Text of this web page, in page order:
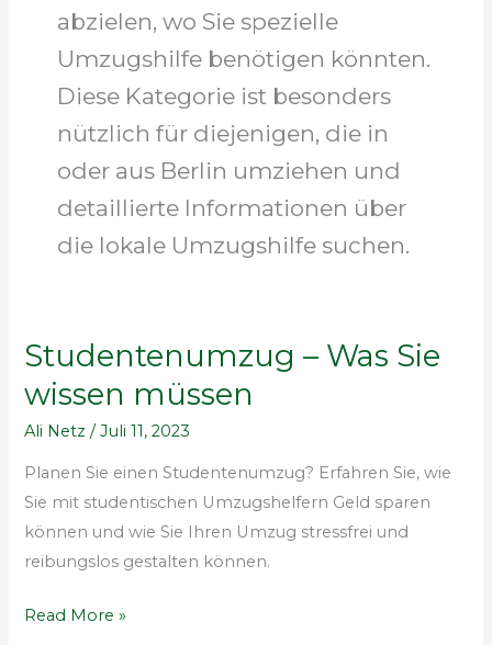
abzielen, wo Sie spezielle
Umzugshilfe benötigen könnten.
Diese Kategorie ist besonders
nützlich für diejenigen, die in
oder aus Berlin umziehen und
detaillierte Informationen über
die lokale Umzugshilfe suchen.
Studentenumzug – Was Sie
wissen müssen
Ali Netz/Juli 11, 2023
Planen Sie einen Studentenumzug? Erfahren Sie, wie
Sie mit studentischen Umzugshelfern Geld sparen
können und wie Sie Ihren Umzug stressfrei und
reibungslos gestalten können.
Studentenumzug
Was
Sie
wissen
müssen
Read More »